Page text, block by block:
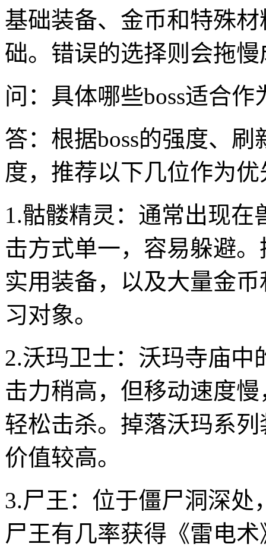
基础装备、金币和特殊
础。错误的选择则会拖
问：具体哪些boss适合
答：根据boss的强度、
度，推荐以下几位作为
1.骷髅精灵：通常出现
击方式单一，容易躲避
实用装备，以及大量金
习对象。
2.沃玛卫士：沃玛寺庙中
击力稍高，但移动速度
轻松击杀。掉落沃玛系
价值较高。
3.尸王：位于僵尸洞深
尸王有几率获得《雷电